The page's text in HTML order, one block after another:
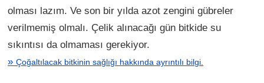
olması lazım. Ve son bir yılda azot zengini gübreler
verilmemiş olmalı. Çelik alınacağı gün bitkide su
sıkıntısı da olmaması gerekiyor.
» Çoğaltılacak bitkinin sağlığı hakkında ayrıntılı bilgi.